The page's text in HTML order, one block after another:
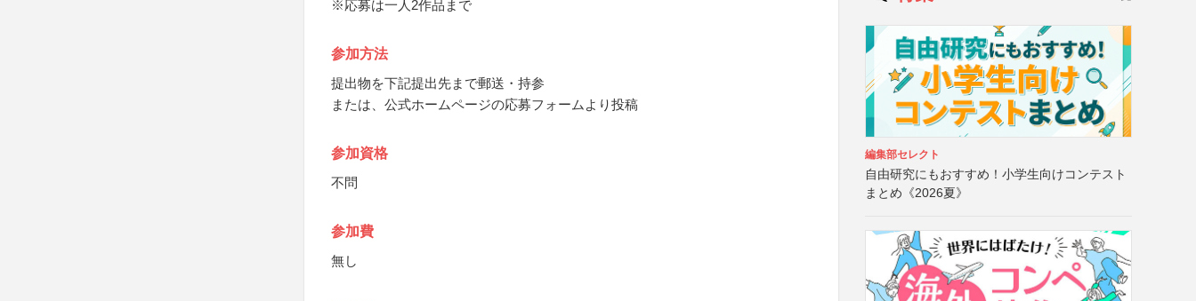
※応募は一人2作品まで
参加方法
提出物を下記提出先まで郵送・持参
または、公式ホームページの応募フォームより投稿
参加資格
不問
参加費
無し
編集部セレクト
自由研究にもおすすめ！小学生向けコンテスト
まとめ《2026夏》